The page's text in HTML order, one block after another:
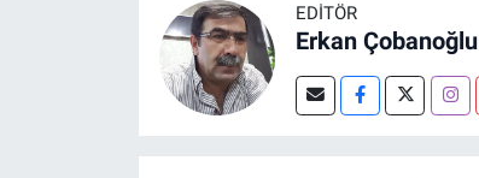
EDITÖR
Erkan Çobanoğlu